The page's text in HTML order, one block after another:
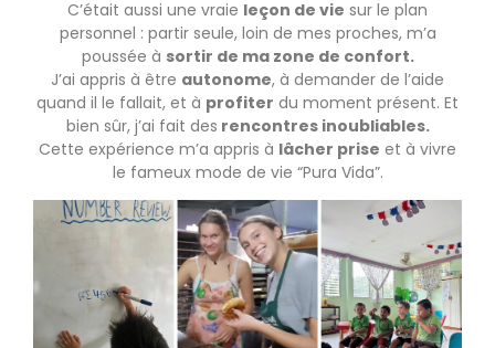
C’était aussi une vraie leçon de vie sur le plan
personnel : partir seule, loin de mes proches, m’a
poussée à sortir de ma zone de confort.
J’ai appris à être autonome, à demander de l’aide
quand il le fallait, et à profiter du moment présent. Et
bien sûr, j’ai fait des rencontres inoubliables.
Cette expérience m’a appris à lâcher prise et à vivre
le fameux mode de vie “Pura Vida”.